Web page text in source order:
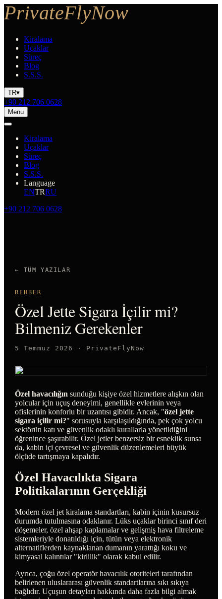
Kiralama
Uçaklar
Süreç
Blog
S.S.S.
TR▾
+90 212 706 0628
Menu
Kiralama
Uçaklar
Süreç
Blog
S.S.S.
Language
ENTRRU
+90 212 706 0628
← TÜM YAZILAR
REHBER
Özel Jette Sigara İçilir mi?
Bilmeniz Gerekenler
5 Temmuz 2026 · PrivateFlyNow
Özel havacılığın sunduğu kişiye özel hizmetlere alışkın olan
yolcular için uçuş deneyimi, genellikle evlerinin veya
ofislerinin konforlu bir uzantısı gibidir. Ancak, "özel jette
sigara içilir mi?" sorusuyla karşılaşıldığında, pek çok yolcu
sektörün katı ve güvenlik odaklı kurallarla yönetildiğini
öğrenince şaşırabilir. Özel jetler benzersiz bir esneklik sunsa
da, kabin içi çevresel ve güvenlik düzenlemeleri büyük
ölçüde tartışmaya kapalıdır.
Özel Havacılıkta Sigara
Politikalarının Gerçekliği
Modern özel jet kiralama standartları, kabin içinin kusursuz
durumda tutulmasına odaklanır. Lüks uçaklar birinci sınıf deri
döşemeler, özel ahşap kaplamalar ve gelişmiş hava filtreleme
sistemleriyle donatıldığı için, tütün veya elektronik
alternatiflerden kaynaklanan dumanın yarattığı koku ve
kimyasal kalıntılar "kirlilik" olarak kabul edilir.
Ayrıca, çoğu özel operatör havacılık otoriteleri tarafından
belirlenen uluslararası güvenlik standartlarına sıkı sıkıya
bağlıdır. Uçuşun detayları hakkında daha fazla bilgi almak